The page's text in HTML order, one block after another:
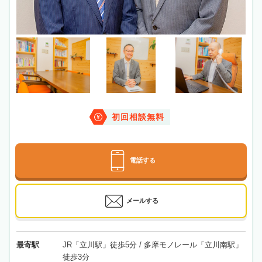
初回相談無料
電話する
メールする
最寄駅
JR「立川駅」徒歩5分 / 多摩モノレール「立川南駅」
徒歩3分